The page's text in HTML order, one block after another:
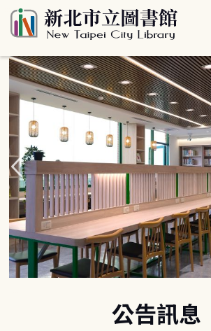
公告訊息